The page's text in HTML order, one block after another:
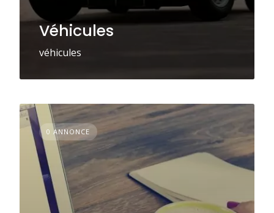
Véhicules
véhicules
0 ANNONCE